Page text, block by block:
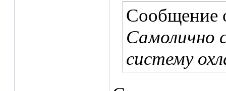
Сообщение
Самолично
систему